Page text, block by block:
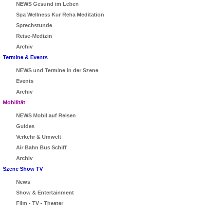
NEWS Gesund im Leben
Spa Wellness Kur Reha Meditation
Sprechstunde
Reise-Medizin
Archiv
Termine & Events
NEWS und Termine in der Szene
Events
Archiv
Mobilität
NEWS Mobil auf Reisen
Guides
Verkehr & Umwelt
Air Bahn Bus Schiff
Archiv
Szene Show TV
News
Show & Entertainment
Film - TV - Theater